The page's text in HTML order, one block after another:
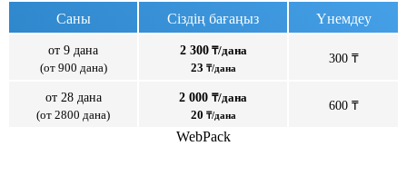
Саны
Сіздің бағаңыз Үнемдеу
от 9 дана
(от 900 дана)
2 300₸/дана
23 ₸/дана
300 ₸
от 28 дана
(от 2800 дана)
2 000 ₸/дана
20 ₸/дана
600 ₸
WebPack